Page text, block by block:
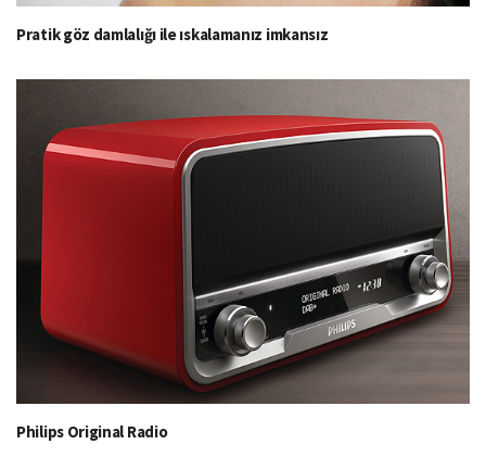
Pratik göz damlalığı ile ıskalamanız imkansız
Philips Original Radio